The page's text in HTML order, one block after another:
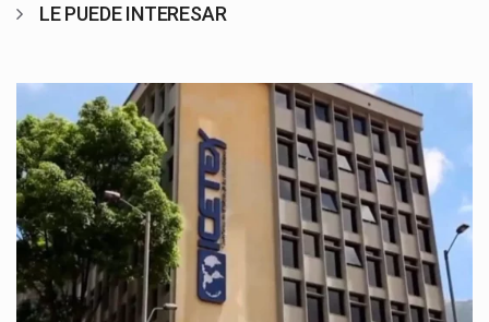
LE PUEDE INTERESAR